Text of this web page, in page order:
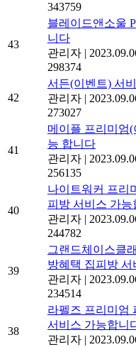
343759
43
블레이드앤소울
니다
관리자 |
298374
42
서든(이벤트) 서
관리자 |
273027
41
메이플 프리미엄
능 합니다
관리자 |
256135
40
나이트워커 프리
피방 서비스 가능
관리자 |
244782
39
그랜드체이스클
방혜택 집피방
관리자 |
234514
38
라펠즈 프리미엄
서비스 가능합니
관리자 |